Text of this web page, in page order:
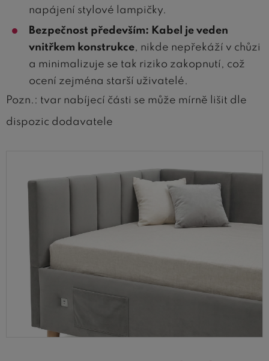
napájení stylové lampičky.
Bezpečnost především: Kabel je veden
vnitřkem konstrukce, nikde nepřekáží v chůzi
a minimalizuje se tak riziko zakopnutí, což
ocení zejména starší uživatelé.
Pozn.: tvar nabíjecí části se může mírně lišit dle
dispozic dodavatele